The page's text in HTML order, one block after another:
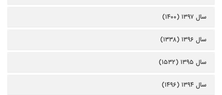
سال ۱۳۹۷ (۱۴۰۰)
سال ۱۳۹۶ (۱۳۳۸)
سال ۱۳۹۵ (۱۵۳۲)
سال ۱۳۹۴ (۱۴۹۶)